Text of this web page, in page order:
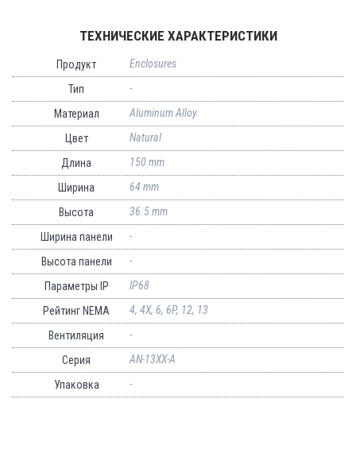
ТЕХНИЧЕСКИЕ ХАРАКТЕРИСТИКИ
Продукт
Enclosures
Тип
-
Материал
Aluminum Alloy
Цвет
Natural
Длина
150 mm
Ширина
64 mm
Высота
36.5 mm
Ширина панели
-
Высота панели
-
Параметры IP
IP68
Рейтинг NEMA
4, 4X, 6, 6P, 12, 13
Вентиляция
-
Серия
AN-13XX-A
Упаковка
-